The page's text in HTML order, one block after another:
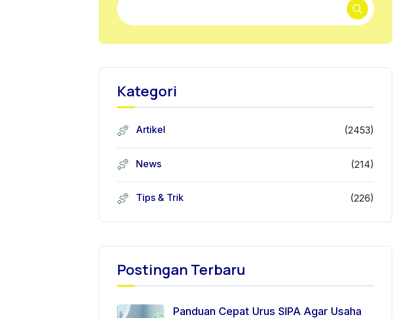
Kategori
Artikel (2453)
News (214)
Tips & Trik (226)
Postingan Terbaru
Panduan Cepat Urus SIPA Agar Usaha